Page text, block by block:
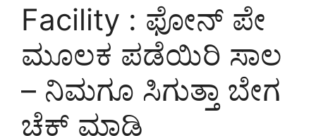
Facility : ಫೋನ್ ಪೇ
ಮೂಲಕ ಪಡೆಯಿರಿ ಸಾಲ
– ನಿಮಗೂ ಸಿಗುತ್ತಾ ಬೇಗ
ಚೆಕ್ ಮಾಡಿ